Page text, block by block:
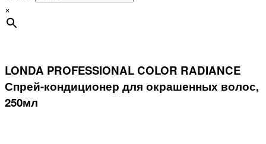
×
LONDA PROFESSIONAL COLOR RADIANCE
Спрей-кондиционер для окрашенных волос,
250мл